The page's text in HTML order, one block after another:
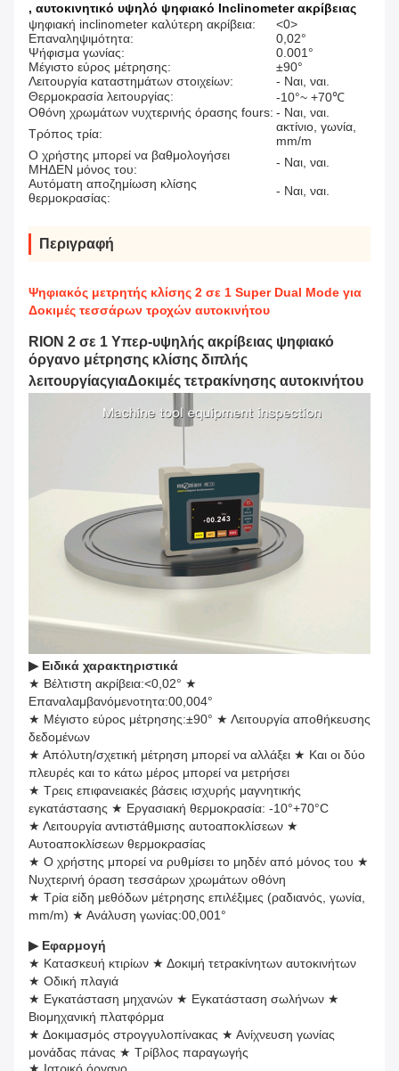
, αυτοκινητικό υψηλό ψηφιακό Inclinometer ακρίβειας
ψηφιακή inclinometer καλύτερη ακρίβεια:
<0>
Επαναληψιμότητα:
0,02°
Ψήφισμα γωνίας:
0.001°
Μέγιστο εύρος μέτρησης:
±90°
Λειτουργία καταστημάτων στοιχείων:
- Ναι, ναι.
Θερμοκρασία λειτουργίας:
-10°~ +70℃
Οθόνη χρωμάτων νυχτερινής όρασης fours: - Ναι, ναι.
Τρόπος τρία:
ακτίνιο, γωνία,
mm/m
Ο χρήστης μπορεί να βαθμολογήσει
ΜΗΔΕΝ μόνος του:
- Ναι, ναι.
Αυτόματη αποζημίωση κλίσης
θερμοκρασίας:
- Ναι, ναι.
Περιγραφή
Ψηφιακός μετρητής κλίσης 2 σε 1 Super Dual Mode για
Δοκιμές τεσσάρων τροχών αυτοκινήτου
RION 2 σε 1 Υπερ-υψηλής ακρίβειας ψηφιακό
όργανο μέτρησης κλίσης διπλής
λειτουργίαςγιαΔοκιμές τετρακίνησης αυτοκινήτου
▶ Ειδικά χαρακτηριστικά
★ Βέλτιστη ακρίβεια:<0,02° ★
Επαναλαμβανόμενοτητα:00,004°
★ Μέγιστο εύρος μέτρησης:±90° ★ Λειτουργία αποθήκευσης
δεδομένων
★ Απόλυτη/σχετική μέτρηση μπορεί να αλλάξει ★ Και οι δύο
πλευρές και το κάτω μέρος μπορεί να μετρήσει
★ Τρεις επιφανειακές βάσεις ισχυρής μαγνητικής
εγκατάστασης ★ Εργασιακή θερμοκρασία: -10°+70°C
★ Λειτουργία αντιστάθμισης αυτοαποκλίσεων ★
Αυτοαποκλίσεων θερμοκρασίας
★ Ο χρήστης μπορεί να ρυθμίσει το μηδέν από μόνος του ★
Νυχτερινή όραση τεσσάρων χρωμάτων οθόνη
★ Τρία είδη μεθόδων μέτρησης επιλέξιμες (ραδιανός, γωνία,
mm/m) ★ Ανάλυση γωνίας:00,001°
▶ Εφαρμογή
★ Κατασκευή κτιρίων ★ Δοκιμή τετρακίνητων αυτοκινήτων
★ Οδική πλαγιά
★ Εγκατάσταση μηχανών ★ Εγκατάσταση σωλήνων ★
Βιομηχανική πλατφόρμα
★ Δοκιμασμός στρογγυλοπίνακας ★ Ανίχνευση γωνίας
μονάδας πάνας ★ Τρίβλος παραγωγής